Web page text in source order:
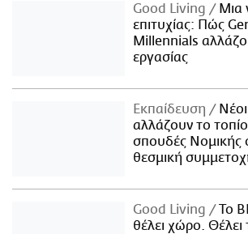
Good Living
Μια
επιτυχίας: Πώς
Millennials
εργασίας
Εκπαίδευση
Νέοι
αλλάζουν το
σπουδές Νομικής
θεσμική
Good Living
Το
θέλει χώρο. Θέλει